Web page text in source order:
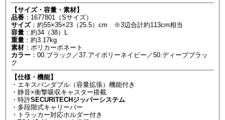
【サイズ・容量・素材】
品番 ：1677801（Sサイズ）
サイズ：約55×35×23（25.5）cm ※3辺合計約113cm相当
容量 ：約34（38）L
重量 ：約3.17kg
素材：ポリカーボネート
カラー ：00.ブラック／37.アイボリーネイビー／50.ディープブラッ
ク
【仕様・機能】
・エキスパンダブル（容量拡張）機能付き
・静音×衝撃吸収キャスター搭載
・特許SECURITECHジッパーシステム
・多段階式キャリーバー
・トラッカー対応ホルダー付き